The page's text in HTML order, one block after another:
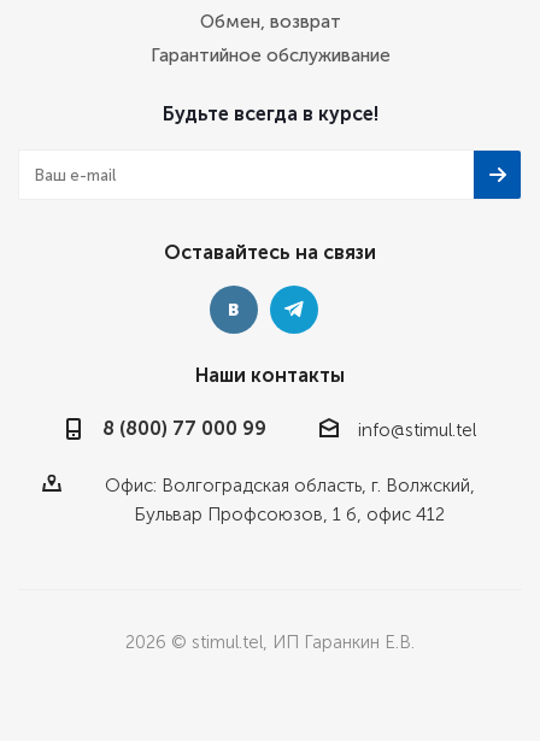
Обмен, возврат
Гарантийное обслуживание
Будьте всегда в курсе!
Оставайтесь на связи
Наши контакты
8 (800) 77 000 99 info@stimul.tel
Офис: Волгоградская область, г. Волжский,
Бульвар Профсоюзов, 1 б, офис 412
2026 © stimul.tel, ИП Гаранкин Е.В.